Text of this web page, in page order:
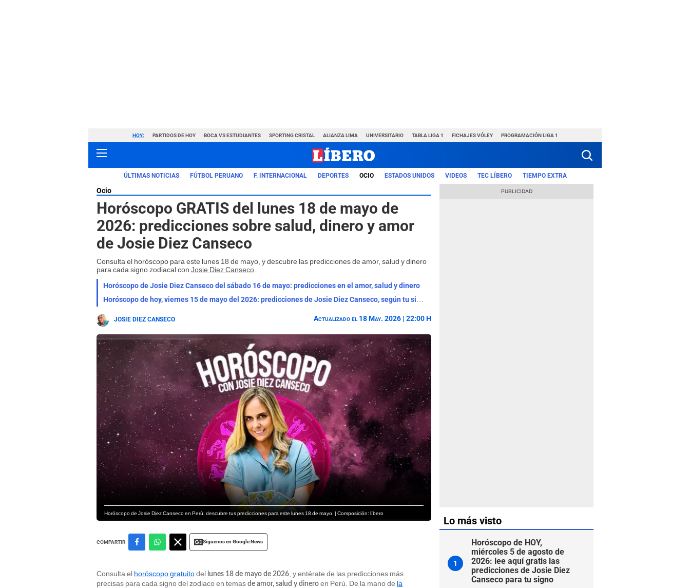
HOY: PARTIDOS DE HOY BOCA VS ESTUDIANTES SPORTING CRISTAL ALIANZA LIMA UNIVERSITARIO TABLA LIGA 1 FICHAJES VÓLEY PROGRAMACIÓN LIGA 1
ÚLTIMAS NOTICIAS FÚTBOL PERUANO F. INTERNACIONAL DEPORTES OCIO ESTADOS UNIDOS VIDEOS TEC LÍBERO TIEMPO EXTRA
Ocio
Horóscopo GRATIS del lunes 18 de mayo de
2026: predicciones sobre salud, dinero y amor
de Josie Diez Canseco
Consulta el horóscopo para este lunes 18 de mayo, y descubre las predicciones de amor, salud y dinero
para cada signo zodiacal con Josie Diez Canseco
Horóscopo de Josie Diez Canseco del sábado 16 de mayo: predicciones en el amor, salud y dinero
Horóscopo de hoy, viernes 15 de mayo del 2026: predicciones de Josie Diez Canseco, según tu signo del zodiaco
JOSIE DIEZ CANSECO Actualizado el 18 May. 2026 | 22:00 H
Horóscopo de Josie Diez Canseco en Perú: descubre tus predicciones para este lunes 18 de mayo. | Composición: líbero
COMPARTIR Siguenos en Google News
Consulta el horóscopo gratuitodel lunes 18 de mayo de 2026 , y entérate de las predicciones más
precisas para cada signo del zodiaco en temas de amor, salud y dinero en Perú. De la mano de la
Lo más visto
1
Horóscopo de HOY,
miércoles 5 de agosto de
2026: lee aquí gratis las
predicciones de Josie Diez
Canseco para tu signo